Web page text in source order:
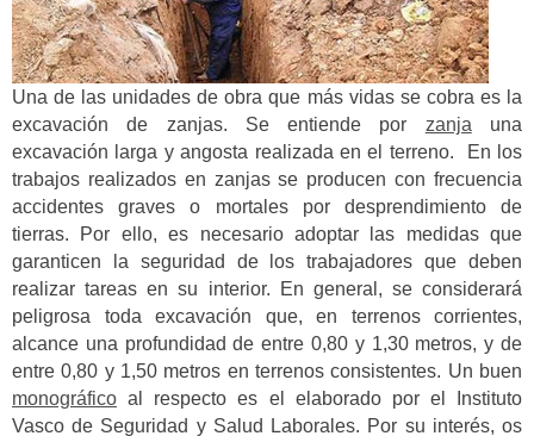
Una de las unidades de obra que más vidas se cobra es la
excavación de zanjas. Se entiende por zanja una
excavación larga y angosta realizada en el terreno. En los
trabajos realizados en zanjas se producen con frecuencia
accidentes graves o mortales por desprendimiento de
tierras. Por ello, es necesario adoptar las medidas que
garanticen la seguridad de los trabajadores que deben
realizar tareas en su interior. En general, se considerará
peligrosa toda excavación que, en terrenos corrientes,
alcance una profundidad de entre 0,80 y 1,30 metros, y de
entre 0,80 y 1,50 metros en terrenos consistentes. Un buen
monográfico al respecto es el elaborado por el Instituto
Vasco de Seguridad y Salud Laborales. Por su interés, os